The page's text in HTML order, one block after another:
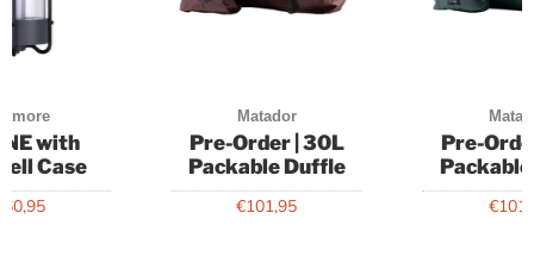
with
Case
Matador
Pre-Order | 30L
Packable Duffle
€101,95
Pre-